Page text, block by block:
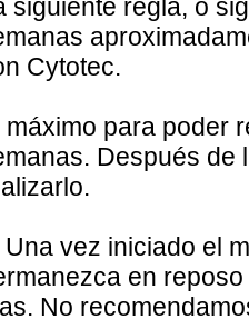
siguiente regla, o
Cytotec.
máximo para poder
Después de
Una vez iniciado el
en
No